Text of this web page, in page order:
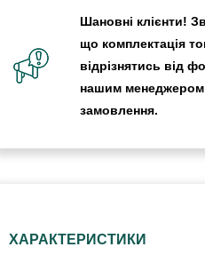
Шановні клієнти!
що комплектація
відрізнятись від
нашим менеджером
замовлення.
ХАРАКТЕРИСТИКИ